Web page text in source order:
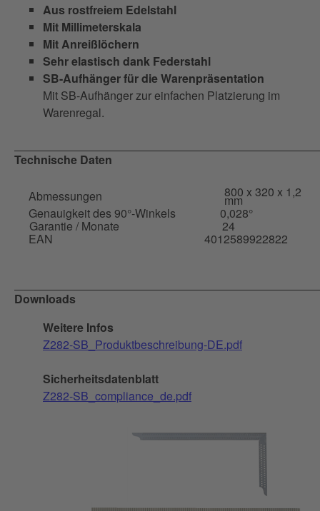
Aus rostfreiem Edelstahl
Mit Millimeterskala
Mit Anreißlöchern
Sehr elastisch dank Federstahl
SB-Aufhänger für die Warenpräsentation
Mit SB-Aufhänger zur einfachen Platzierung im
Warenregal.
Technische Daten
Abmessungen 800 x 320 x 1,2
mm
Genauigkeit des 90°-Winkels 0,028°
Garantie / Monate 24
EAN 4012589922822
Downloads
Weitere Infos
Z282-SB_Produktbeschreibung-DE.pdf
Sicherheitsdatenblatt
Z282-SB_compliance_de.pdf